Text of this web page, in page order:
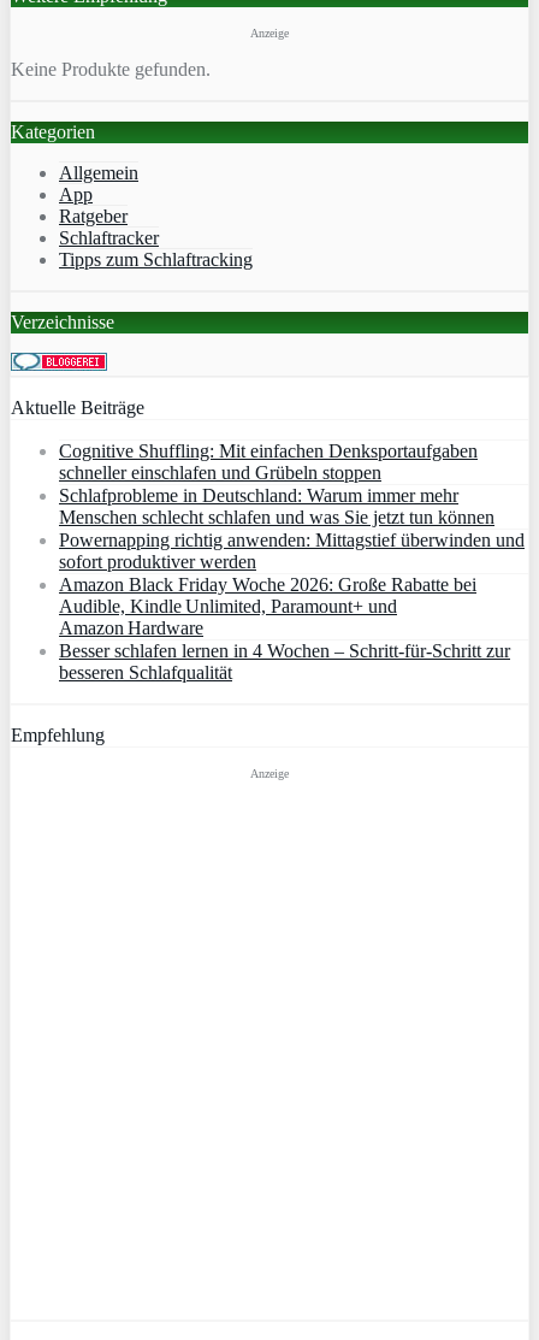
Anzeige
Keine Produkte gefunden.
Kategorien
Allgemein
App
Ratgeber
Schlaftracker
Tipps zum Schlaftracking
Verzeichnisse
Aktuelle Beiträge
Cognitive Shuffling: Mit einfachen Denksportaufgaben
schneller einschlafen und Grübeln stoppen
Schlafprobleme in Deutschland: Warum immer mehr
Menschen schlecht schlafen und was Sie jetzt tun können
Powernapping richtig anwenden: Mittagstief überwinden und
sofort produktiver werden
Amazon Black Friday Woche 2026: Große Rabatte bei
Audible, Kindle Unlimited, Paramount+ und
Amazon Hardware
Besser schlafen lernen in 4 Wochen – Schritt‑für‑Schritt zur
besseren Schlafqualität
Empfehlung
Anzeige